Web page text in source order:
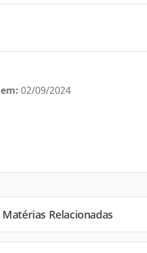
02/09/2024
Matérias Relacionadas